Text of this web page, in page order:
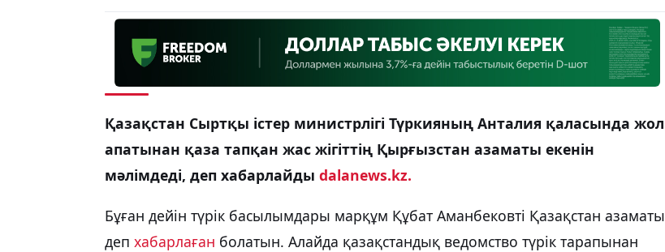
Қазақстан Сыртқы істер министрлігі Түркияның Анталия қаласында жол
апатынан қаза тапқан жас жігіттің Қырғызстан азаматы екенін
мәлімдеді, деп хабарлайды dalanews.kz.
Бұған дейін түрік басылымдары марқұм Құбат Аманбековті Қазақстан азаматы
деп хабарлаған болатын. Алайда қазақстандық ведомство түрік тарапынан